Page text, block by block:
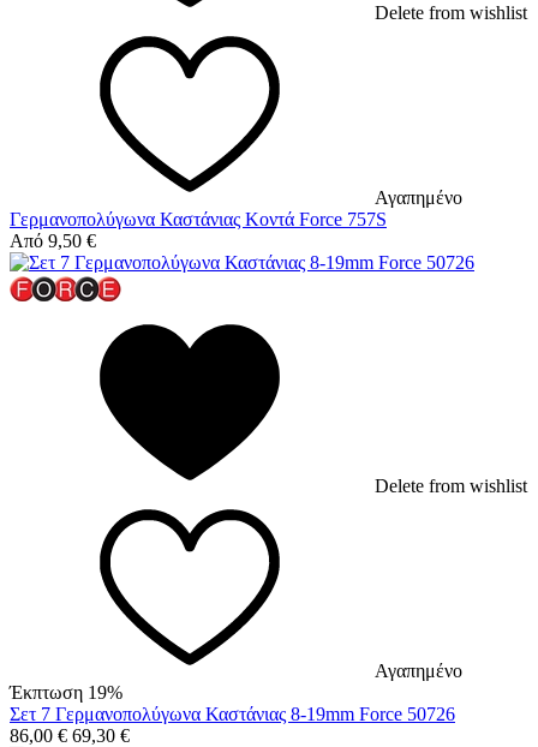
Delete from wishlist
Αγαπημένο
Γερμανοπολύγωνα Καστάνιας Κοντά Force 757S
Από 9,50 €
Delete from wishlist
Αγαπημένο
Έκπτωση 19%
Σετ 7 Γερμανοπολύγωνα Καστάνιας 8-19mm Force 50726
86,00 € 69,30 €